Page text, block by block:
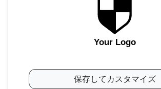
Your Logo
保存してカスタマイズ